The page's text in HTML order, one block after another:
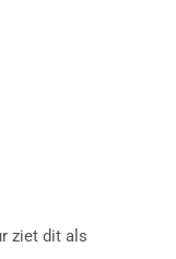
ziet dit als